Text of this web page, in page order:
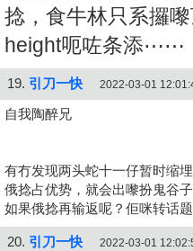
捻，食牛林只系攞
height呃咗条添⋯⋯
19. 引刀一快 2022-03-01
自我陶醉兄
有冇发现两头蛇十一仔暂时缩
俄捻占优势，就会出嚟扮鬼谷
如果俄捻再输返呢？佢咪转话题
20. 引刀一快 2022-03-01